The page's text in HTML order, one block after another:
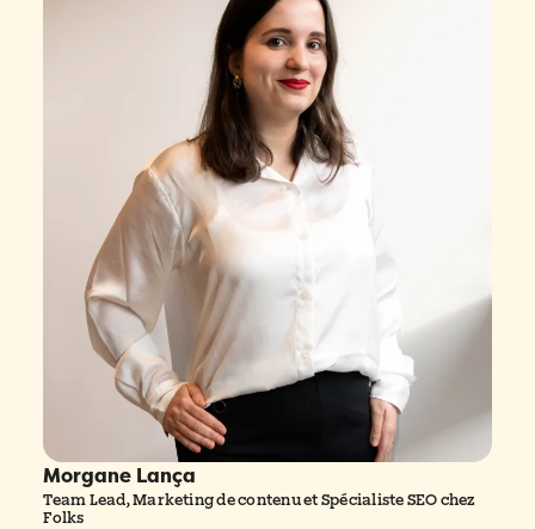
Morgane Lança
Team Lead, Marketing de contenu et Spécialiste SEO chez
Folks